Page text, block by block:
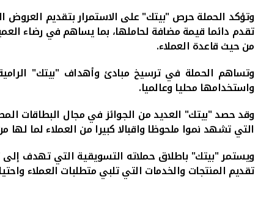
وتؤكد الحملة حرص "بيتك" على الاستمرار بتقديم
تقدم دائما قيمة مضافة لحاملها، بما يساهم في رضاء
من حيث قاعدة العملاء.
وتساهم الحملة في ترسيخ مبادئ وأهداف "بيتك"
واستخدامها محليا وعالميا.
وقد حصد "بيتك" العديد من الجوائز في مجال البطاقات
التي تشهد نموا ملحوظا واقبالا كبيرا من العملاء لما
ويستمر "بيتك" باطلاق حملاته التسويقية التي تهدف
تقديم المنتجات والخدمات التي تلبي متطلبات العملاء